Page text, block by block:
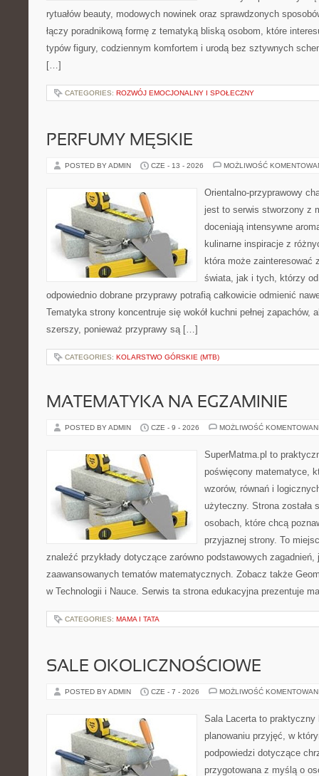
rytuałów beauty, modowych nowinek oraz sprawdzonych
łączy poradnikową formę z tematyką bliską osobom, które
typów figury, codziennym komfortem i urodą bez sztywnych
[…]
CATEGORIES: ROZWÓJ EMOCJONALNY I SPOŁECZNY
PERFUMY MĘSKIE
POSTED BY ADMIN CZE - 13 - 2026 MOŻLIWOŚĆ
Orientalno-przyprawowy
jest to serwis stworzony z
doceniają intensywne
kulinarne inspiracje z
która może zainteresować
świata, jak i tych, którzy
odpowiednio dobrane przyprawy potrafią całkowicie odmienić
Tematyka strony koncentruje się wokół kuchni pełnej zapachów,
szerszy, ponieważ przyprawy są […]
CATEGORIES: KOLARSTWO GÓRSKIE (MTB)
MATEMATYKA NA EGZAMINIE
POSTED BY ADMIN CZE - 9 - 2026 MOŻLIWOŚĆ
SuperMatma.pl to
poświęcony matematyce,
wzorów, równań i
użyteczny. Strona została
osobach, które chcą
przyjaznej strony. To
znaleźć przykłady dotyczące zarówno podstawowych zagadnień,
zaawansowanych tematów matematycznych. Zobacz także
w Technologii i Nauce. Serwis ta strona edukacyjna prezentuje
CATEGORIES: MAMA I TATA
SALE OKOLICZNOŚCIOWE
POSTED BY ADMIN CZE - 7 - 2026 MOŻLIWOŚĆ
Sala Lacerta to praktyczny
planowaniu przyjęć, w
podpowiedzi dotyczące
przygotowana z myślą o